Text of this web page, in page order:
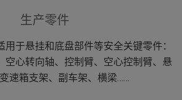
生产零件
用于悬挂和底盘部件等安全关键零件：
空心转向轴、控制臂、空心控制臂、悬
速箱支架、副车架、横梁……